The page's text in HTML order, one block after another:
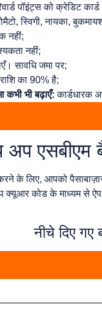
पॉइंट्स को क्रेडिट
स्विगी, नायका,
नहीं;
नहीं;
सावधि जमा पर;
का 90% है;
कभी भी बढ़ाएँ: कार्डधारक
अप
के लिए, आपको
क्यूआर कोड के माध्यम से
नीचे दिए